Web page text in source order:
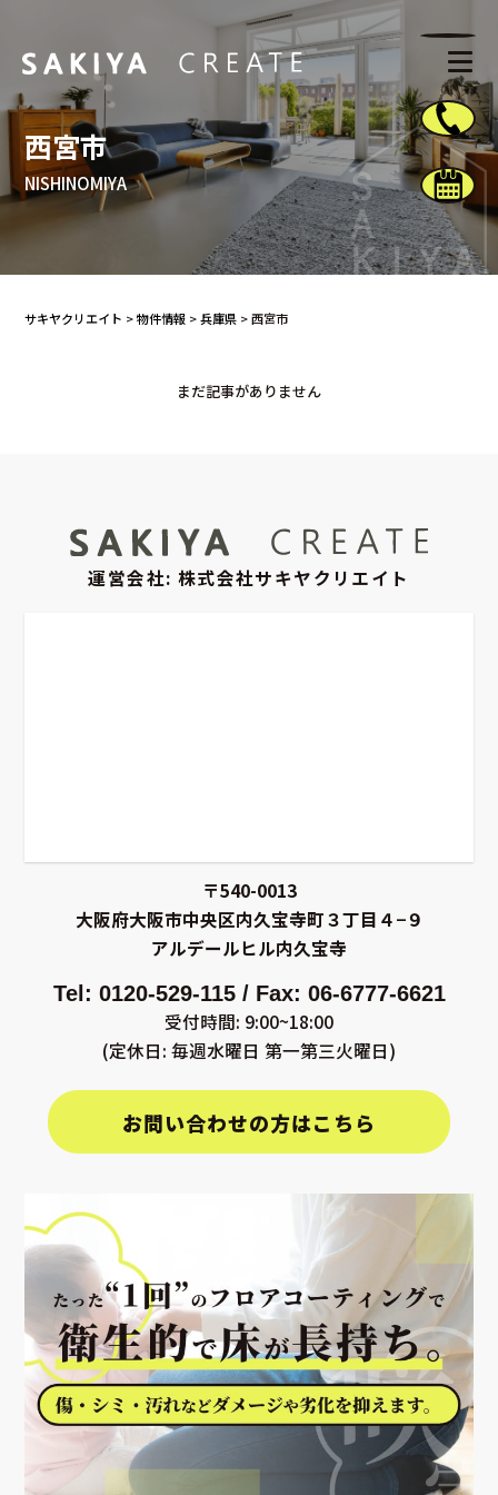
西宮市
NISHINOMIYA
サキヤクリエイト >物件情報 >兵庫県 >西宮市
まだ記事がありません
運営会社: 株式会社サキヤクリエイト
〒540-0013
大阪府大阪市中央区内久宝寺町３丁目４−９
アルデールヒル内久宝寺
Tel: 0120-529-115 / Fax: 06-6777-6621
受付時間: 9:00~18:00
(定休日: 毎週水曜日 第一第三火曜日)
お問い合わせの方はこちら